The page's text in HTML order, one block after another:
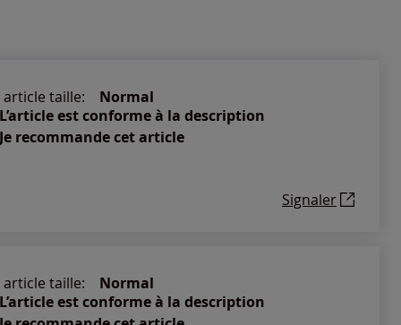
article taille:
Normal
est conforme à la description
recommande cet article
Signaler
article taille:
Normal
est conforme à la description